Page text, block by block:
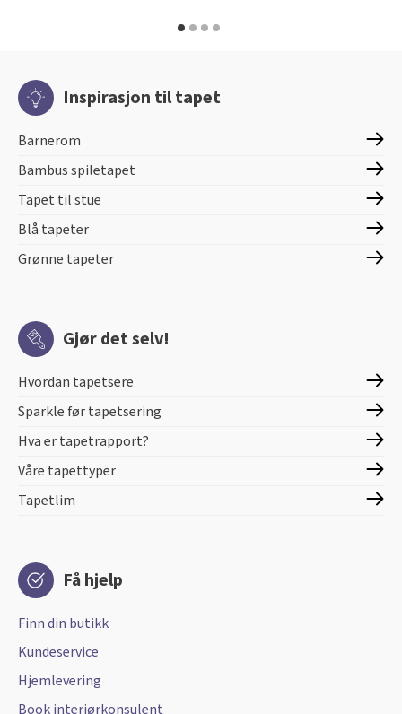
Inspirasjon til tapet
Barnerom
Bambus spiletapet
Tapet til stue
Blå tapeter
Grønne tapeter
Gjør det selv!
Hvordan tapetsere
Sparkle før tapetsering
Hva er tapetrapport?
Våre tapettyper
Tapetlim
Få hjelp
Finn din butikk
Kundeservice
Hjemlevering
Book interiørkonsulent